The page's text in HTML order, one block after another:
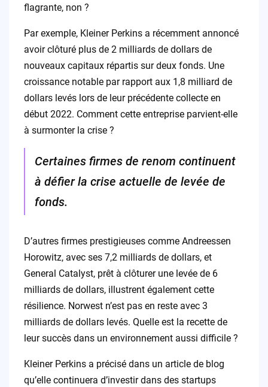
flagrante, non ?
Par exemple, Kleiner Perkins a récemment annoncé
avoir clôturé plus de 2 milliards de dollars de
nouveaux capitaux répartis sur deux fonds. Une
croissance notable par rapport aux 1,8 milliard de
dollars levés lors de leur précédente collecte en
début 2022. Comment cette entreprise parvient-elle
à surmonter la crise ?
Certaines firmes de renom continuent
à défier la crise actuelle de levée de
fonds.
D’autres firmes prestigieuses comme Andreessen
Horowitz, avec ses 7,2 milliards de dollars, et
General Catalyst, prêt à clôturer une levée de 6
milliards de dollars, illustrent également cette
résilience. Norwest n’est pas en reste avec 3
milliards de dollars levés. Quelle est la recette de
leur succès dans un environnement aussi difficile ?
Kleiner Perkins a précisé dans un article de blog
qu’elle continuera d’investir dans des startups